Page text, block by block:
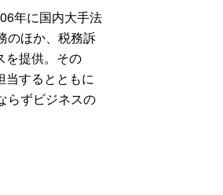
年に国内大手法
のほか、税務訴
を提供。その
当するとともに
らずビジネスの